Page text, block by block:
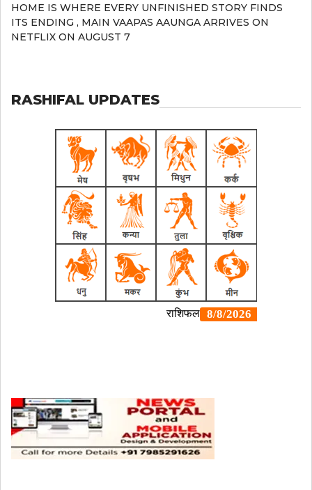
HOME IS WHERE EVERY UNFINISHED STORY FINDS
ITS ENDING , MAIN VAAPAS AAUNGA ARRIVES ON
NETFLIX ON AUGUST 7
RASHIFAL UPDATES